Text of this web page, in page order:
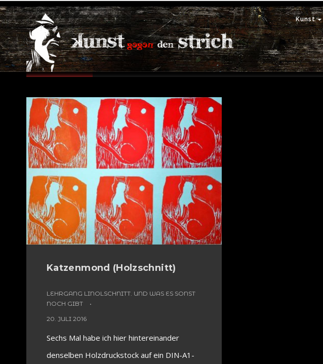
Kunst
Juli, 2016
Katzenmond (Holzschnitt)
LEHRGANG LINOLSCHNITT. UND WAS ES SONST
NOCH GIBT
20. JULI 2016
Sechs Mal habe ich hier hintereinander
denselben Holzdruckstock auf ein DIN-A1-